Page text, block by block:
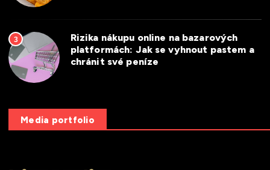
3
Rizika nákupu online na bazarových
platformách: Jak se vyhnout pastem a
chránit své peníze
Media portfolio